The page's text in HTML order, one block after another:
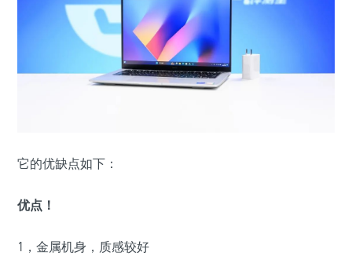
它的优缺点如下：
优点！
1，金属机身，质感较好